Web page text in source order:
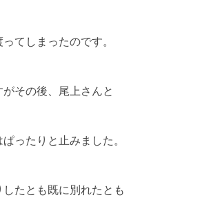
てしまったのです。
その後、尾上さんと
ったりと止みました。
たとも既に別れたとも